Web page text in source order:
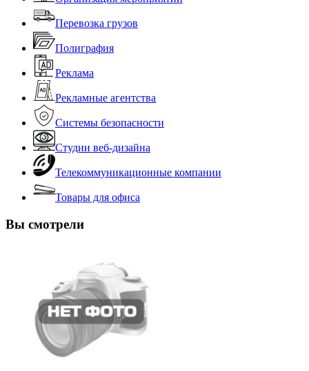
Перевозка грузов
Полиграфия
Реклама
Рекламные агентства
Системы безопасности
Студии веб-дизайна
Телекоммуникационные компании
Товары для офиса
Вы смотрели